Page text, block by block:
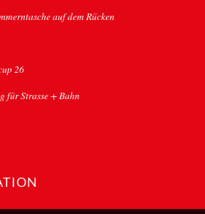
auf dem Rücken
26
für Strasse + Bahn